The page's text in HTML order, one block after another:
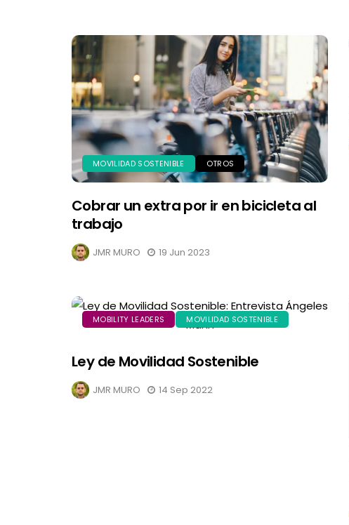
MOVILIDAD SOSTENIBLE OTROS
Cobrar un extra por ir en bicicleta al
trabajo
JMR MURO 19 Jun 2023
MOBILITY LEADERS MOVILIDAD SOSTENIBLE
Ley de Movilidad Sostenible
JMR MURO 14 Sep 2022